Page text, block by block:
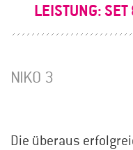
LEISTUNG:
NIKO 3
Die überaus